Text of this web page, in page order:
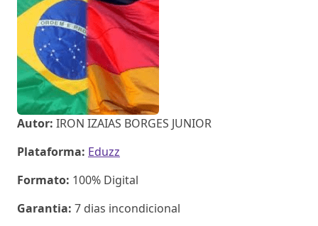
Autor: IRON IZAIAS BORGES JUNIOR
Plataforma: Eduzz
Formato: 100% Digital
Garantia: 7 dias incondicional